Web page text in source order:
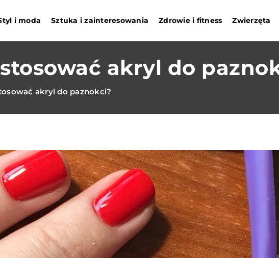
i moda Sztuka i zainteresowania Zdrowie i fitness Zwierzęta
akryl do
akryl do paznokci?